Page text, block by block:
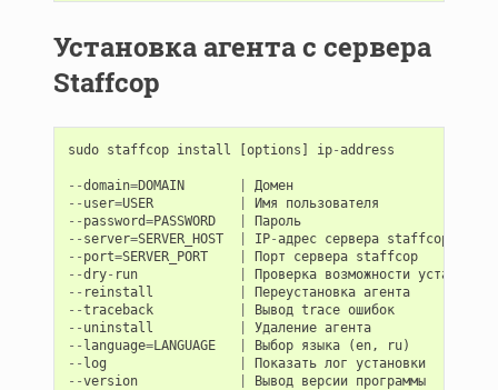
Установка агента с сервера
Staffcop
sudo staffcop install [options ] ip-address
--domain=DOMAIN
Домен
-- user=USER Имя
пользователя
-- password=PASSWORD
Пароль
-- server=SERVER_HOST IP-адрес сервера staffcop
-- port=SERVER_PORT Порт сервера staffcop
--dry- run Проверка возможности установки
-- reinstall Переустановка агента
--traceback Вывод trace ошибок
-- uninstall Удаление агента
-- language=LANGUAGE Выбор языка (en, ru)
-- log Показать лог установки
--version Вывод версии программы